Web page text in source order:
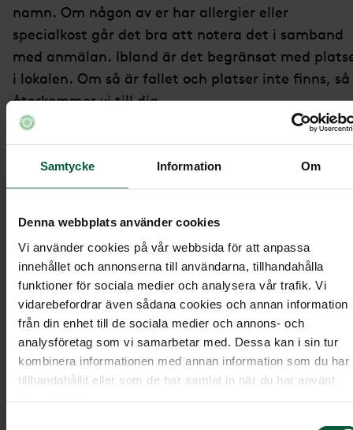
Samtycke Information Om
Denna webbplats använder cookies
Vi använder cookies på vår webbsida för att anpassa
innehållet och annonserna till användarna, tillhandahålla
funktioner för sociala medier och analysera vår trafik. Vi
vidarebefordrar även sådana cookies och annan information
från din enhet till de sociala medier och annons- och
analysföretag som vi samarbetar med. Dessa kan i sin tur
kombinera informationen med annan information som du har
tillhandahållit eller som de har samlat in när du har använt
namn. Om någon av er har allergier eller
specialkost går det bra att notera det i samband
med anmälan. Ibland är det begränsat med
i lokalen. Om så är fallet och platser inte finns, så
återkommer vi till dig.
På den digitala minnessidan kan du också hitta
information om begravningsceremonin och
Hitta minnessida:
Gå tillvåra minnessidor
Sök på den avlidnas namn.
Klicka på ikonen ”Minnessida” bredvid den
avlidnas namn.
Om det inte finns en minnessida